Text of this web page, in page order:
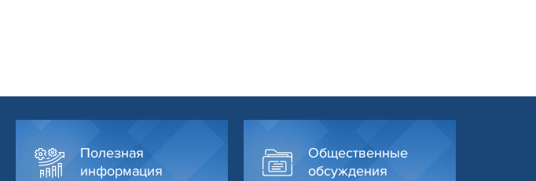
Полезная
информация
Общественные
обсуждения